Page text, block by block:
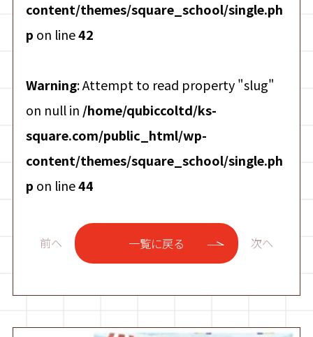
content/themes/square_school/single.ph
p on line42
Warning: Attempt to read property "slug"
on null in /home/qubiccoltd/ks-
square.com/public_html/wp-
content/themes/square_school/single.ph
p on line44
前へ 一覧に戻る 次へ